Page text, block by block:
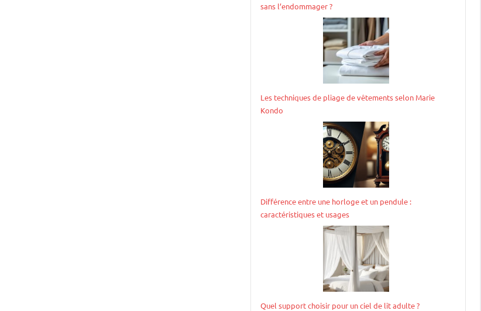
sans l’endommager ?
Les techniques de pliage de vêtements selon Marie
Kondo
Différence entre une horloge et un pendule :
caractéristiques et usages
Quel support choisir pour un ciel de lit adulte ?